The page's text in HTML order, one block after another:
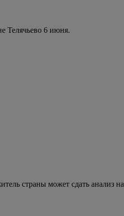
Телячьево 6 июня.
страны может сдать анализ